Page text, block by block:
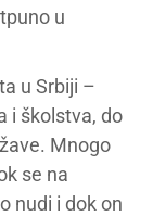
u
u Srbiji –
i školstva, do
Mnogo
se na
nudi i dok on